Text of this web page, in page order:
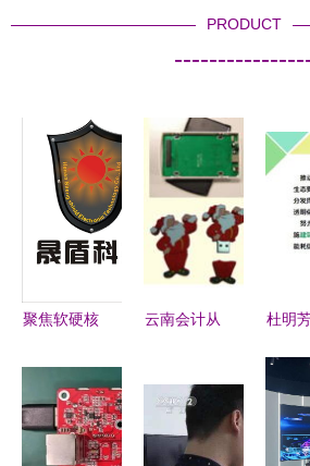
PRODUCT
聚焦软硬核
能未来——
一家高科技
企业的技术
云南会计从
专题 初级
会计电算化
第一章第二
杜明
及运
研究